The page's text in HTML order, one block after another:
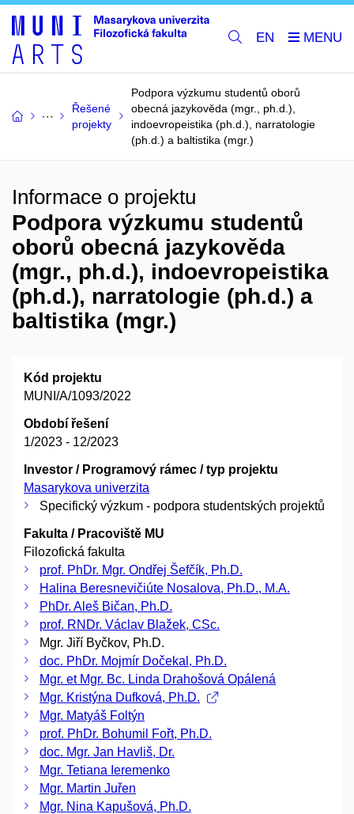
EN
Řešené
projekty
Podpora výzkumu studentů oborů
obecná jazykověda (mgr., ph.d.),
indoevropeistika (ph.d.), narratologie
(ph.d.) a baltistika (mgr.)
Informace o projektu
Podpora výzkumu studentů
oborů obecná jazykověda
(mgr., ph.d.), indoevropeistika
(ph.d.), narratologie (ph.d.) a
baltistika (mgr.)
Kód projektu
MUNI/A/1093/2022
Období řešení
1/2023 - 12/2023
Investor / Programový rámec / typ projektu
Masarykova univerzita
Specifický výzkum - podpora studentských projektů
Fakulta / Pracoviště MU
Filozofická fakulta
prof. PhDr. Mgr. Ondřej Šefčík, Ph.D.
Halina Beresnevičiúte Nosalova, Ph.D., M.A.
PhDr. Aleš Bičan, Ph.D.
prof. RNDr. Václav Blažek, CSc.
Mgr. Jiří Byčkov, Ph.D.
doc. PhDr. Mojmír Dočekal, Ph.D.
Mgr. et Mgr. Bc. Linda Drahošová Opálená
Mgr. Kristýna Dufková, Ph.D.
Mgr. Matyáš Foltýn
prof. PhDr. Bohumil Fořt, Ph.D.
doc. Mgr. Jan Havliš, Dr.
Mgr. Tetiana Ieremenko
Mgr. Martin Juřen
Mgr. Nina Kapušová, Ph.D.